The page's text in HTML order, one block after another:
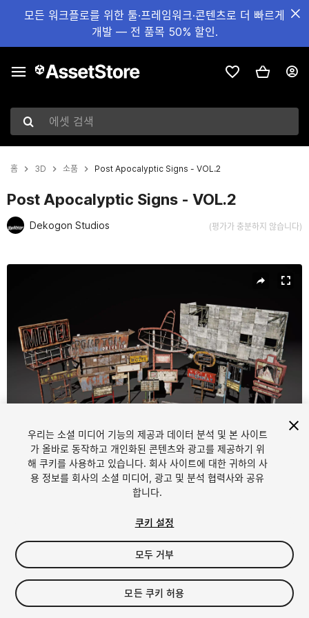
모든 워크플로를 위한 툴·프레임워크·콘텐츠로 더 빠르게
개발 — 전 품목 50% 할인.
에셋 검색
홈 3D 소품 Post Apocalyptic Signs - VOL.2
Post Apocalyptic Signs - VOL.2
Dekogon Studios (평가가 충분하지 않습니다)
1/7
$24.99
세금/부가세는 결제 시 반영됩니다.
우리는 소셜 미디어 기능의 제공과 데이터 분석 및 본 사이트
가 올바로 동작하고 개인화된 콘텐츠와 광고를 제공하기 위
해 쿠키를 사용하고 있습니다. 회사 사이트에 대한 귀하의 사
용 정보를 회사의 소셜 미디어, 광고 및 분석 협력사와 공유
합니다.
쿠키 설정
모두 거부
모든 쿠키 허용